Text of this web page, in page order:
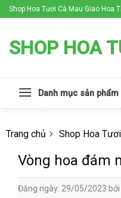
Skip
to
Shop Hoa Tươi Cà Mau Giao Hoa
SHOP HOA
Danh mục sản phẩm
Trang chủ Shop Hoa Tươi
Vòng hoa đám
Đăng ngày: 29/05/2023